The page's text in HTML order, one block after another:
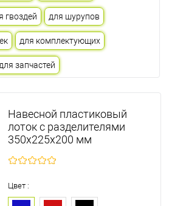
гвоздей для шурупов
для комплектующих
запчастей
Навесной пластиковый
лоток с разделителями
350х225х200 мм
Цвет :